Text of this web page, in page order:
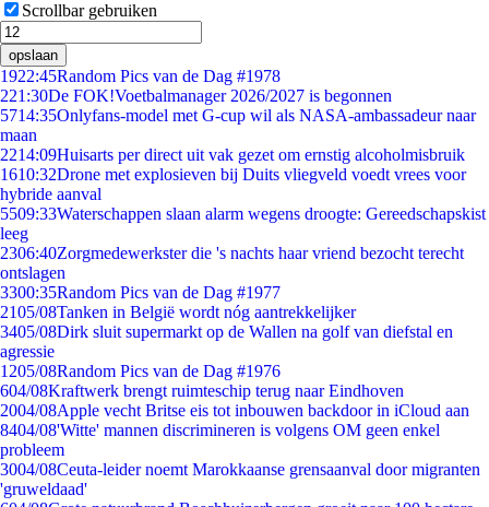
Scrollbar gebruiken
opslaan
1922:45Random Pics van de Dag #1978
221:30De FOK!Voetbalmanager 2026/2027 is begonnen
5714:35Onlyfans-model met G-cup wil als NASA-ambassadeur naar
maan
2214:09Huisarts per direct uit vak gezet om ernstig alcoholmisbruik
1610:32Drone met explosieven bij Duits vliegveld voedt vrees voor
hybride aanval
5509:33Waterschappen slaan alarm wegens droogte: Gereedschapskist
leeg
2306:40Zorgmedewerkster die 's nachts haar vriend bezocht terecht
ontslagen
3300:35Random Pics van de Dag #1977
2105/08Tanken in België wordt nóg aantrekkelijker
3405/08Dirk sluit supermarkt op de Wallen na golf van diefstal en
agressie
1205/08Random Pics van de Dag #1976
604/08Kraftwerk brengt ruimteschip terug naar Eindhoven
2004/08Apple vecht Britse eis tot inbouwen backdoor in iCloud aan
8404/08'Witte' mannen discrimineren is volgens OM geen enkel
probleem
3004/08Ceuta-leider noemt Marokkaanse grensaanval door migranten
'gruweldaad'